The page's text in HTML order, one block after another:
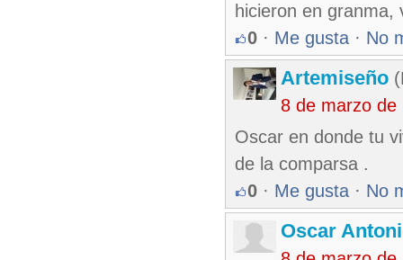
hicieron en
0 · Me gusta · No
Artemiseño
8 de marzo de
Oscar en donde tu
de la comparsa .
0 · Me gusta · No
Oscar